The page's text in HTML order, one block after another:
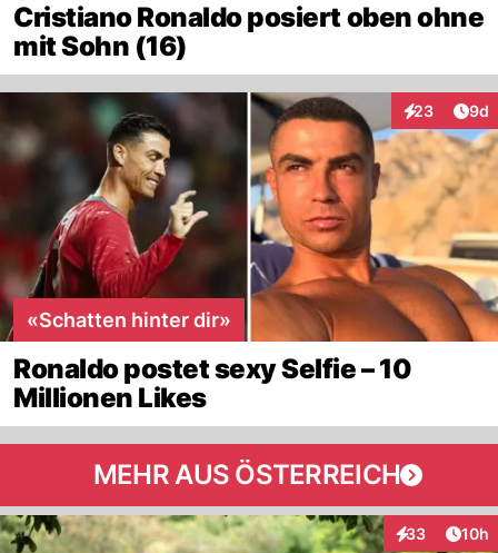
Cristiano Ronaldo posiert oben ohne
mit Sohn (16)
23
Interaktionen
9d
«Schatten hinter dir»
Ronaldo postet sexy Selfie – 10
Millionen Likes
MEHR AUS ÖSTERREICH
33
Interaktionen
10h